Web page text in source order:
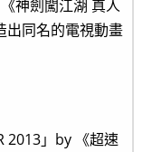
神劍闖江湖 真人
出同名的電視動畫